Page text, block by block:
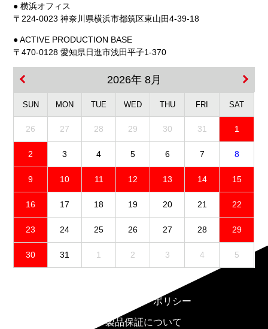
● 横浜オフィス
〒224-0023 神奈川県横浜市都筑区東山田4-39-18
● ACTIVE PRODUCTION BASE
〒470-0128 愛知県日進市浅田平子1-370
2026年 8月
SUN MON TUE WED THU FRI SAT
26 27 28 29 30 31 1
2 3 4 5 6 7 8
9 10 11 12 13 14 15
16 17 18 19 20 21 22
23 24 25 26 27 28 29
30 31 1 2 3 4 5
プライバシーポリシー
製品保証について